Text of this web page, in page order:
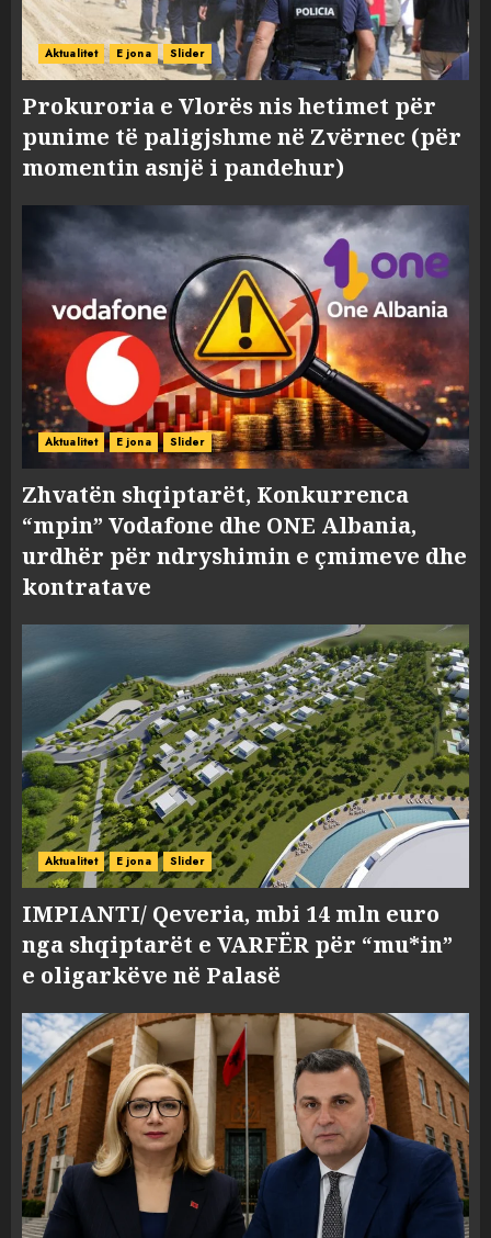
Aktualitet E jona Slider
Prokuroria e Vlorës nis hetimet për
punime të paligjshme në Zvërnec (për
momentin asnjë i pandehur)
Aktualitet E jona Slider
Zhvatën shqiptarët, Konkurrenca
“mpin” Vodafone dhe ONE Albania,
urdhër për ndryshimin e çmimeve dhe
kontratave
Aktualitet E jona Slider
IMPIANTI/ Qeveria, mbi 14 mln euro
nga shqiptarët e VARFËR për “mu*in”
e oligarkëve në Palasë